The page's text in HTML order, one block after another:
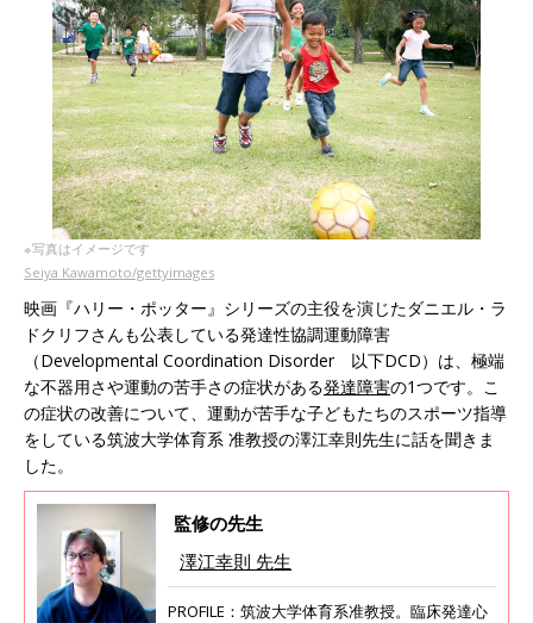
※写真はイメージです
Seiya Kawamoto/gettyimages
映画『ハリー・ポッター』シリーズの主役を演じたダニエル・ラ
ドクリフさんも公表している発達性協調運動障害
（Developmental Coordination Disorder 以下DCD）は、極端
な不器用さや運動の苦手さの症状がある発達障害の1つです。こ
の症状の改善について、運動が苦手な子どもたちのスポーツ指導
をしている筑波大学体育系 准教授の澤江幸則先生に話を聞きま
した。
監修の先生
澤江幸則 先生
PROFILE：筑波大学体育系准教授。臨床発達心